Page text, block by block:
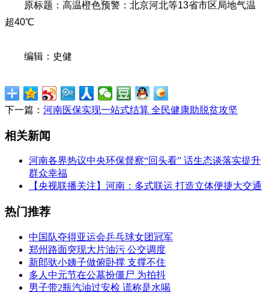
原标题：高温橙色预警：北京河北等13省市区局地气温
超40℃
编辑：史健
下一篇： 河南医保实现一站式结算 全民健康助脱贫攻坚
相关新闻
河南各界热议中央环保督察“回头看” 话生态谈落实提升
群众幸福
【央视联播关注】河南：多式联运 打造立体便捷大交通
热门推荐
中国队夺得亚运会乒乓球女团冠军
郑州路面突现大片油污 公交调度
新郎驮小姨子做俯卧撑 支撑不住
多人中元节在公墓扮僵尸 为拍抖
男子带2瓶汽油过安检 谎称是水喝